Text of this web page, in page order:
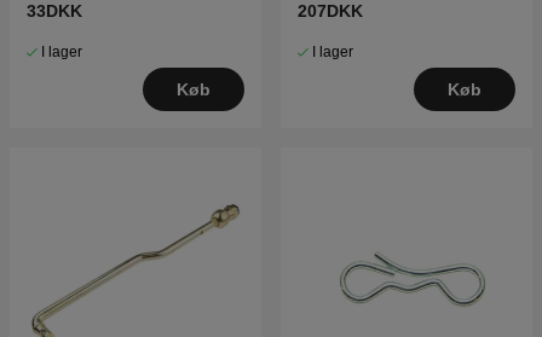
33DKK
I lager
Køb
207DKK
I lager
Køb